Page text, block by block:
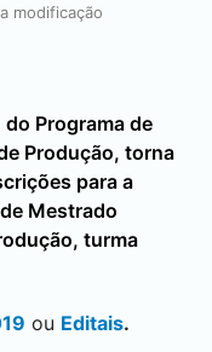
modificação
Programa de
Produção, torna
para a
Mestrado
turma
ou Editais.